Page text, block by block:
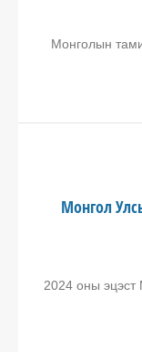
Монголын
Монгол
2024 оны